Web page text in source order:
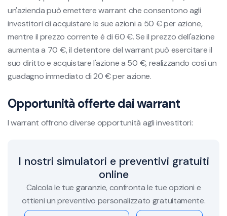
un'azienda può emettere warrant che consentono agli
investitori di acquistare le sue azioni a 50 € per azione,
mentre il prezzo corrente è di 60 €. Se il prezzo dell'azione
aumenta a 70 €, il detentore del warrant può esercitare il
suo diritto e acquistare l'azione a 50 €, realizzando così un
guadagno immediato di 20 € per azione.
Opportunità offerte dai warrant
I warrant offrono diverse opportunità agli investitori:
I nostri simulatori e preventivi gratuiti
online
Calcola le tue garanzie, confronta le tue opzioni e
ottieni un preventivo personalizzato gratuitamente.